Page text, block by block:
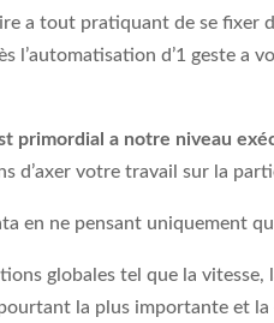
a tout pratiquant de se fixer
l’automatisation d’1 geste a
primordial a notre niveau
d’axer votre travail sur la
en ne pensant uniquement
globales tel que la
la plus importante et la